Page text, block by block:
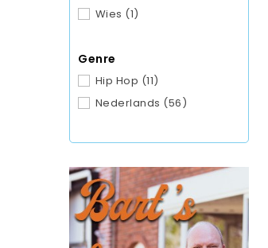
Wies (1)
Genre
Hip Hop (11)
Nederlands (56)